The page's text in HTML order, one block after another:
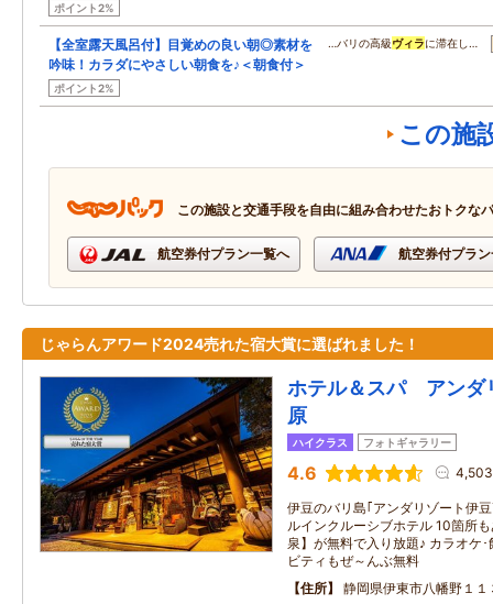
ポイント2%
【全室露天風呂付】目覚めの良い朝◎素材を
吟味！カラダにやさしい朝食を♪＜朝食付＞
ポイント2%
…バリの高級ヴィラに滞在し…
この施
この施設と交通手段を自由に組み合わせたおトクな
航空券付プラン一覧へ 航空券付プラ
じゃらんアワード2024売れた宿大賞に選ばれました！
ホテル＆スパ アンダ
原
ハイクラス フォトギャラリー
4.6
伊豆のバリ島｢アンダリゾート伊
ルインクルーシブホテル 10箇所
泉】が無料で入り放題♪ カラオケ
ビティもぜ～んぶ無料
住所
静岡県伊東市八幡野１１